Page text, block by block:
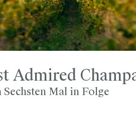
Admired
Sechsten Mal in Folge